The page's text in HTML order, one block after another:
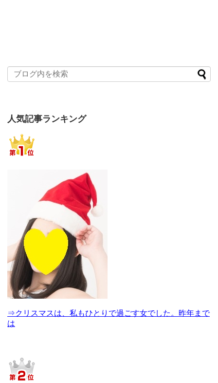
人気記事ランキング
⇒クリスマスは、私もひとりで過ごす女でした。昨年まで
は